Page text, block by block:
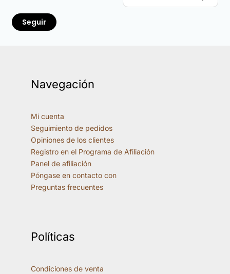
Seguir
Navegación
Mi cuenta
Seguimiento de pedidos
Opiniones de los clientes
Registro en el Programa de Afiliación
Panel de afiliación
Póngase en contacto con
Preguntas frecuentes
Políticas
Condiciones de venta